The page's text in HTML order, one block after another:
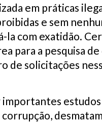
em práticas
e sem
com exatidão.
para a pesquisa
de solicitações